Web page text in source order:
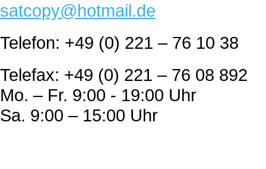
satcopy@hotmail.de
Telefon: +49 (0) 221 – 76 10 38
Telefax: +49 (0) 221 – 76 08 892
Mo. – Fr. 9:00 - 19:00 Uhr
Sa. 9:00 – 15:00 Uhr